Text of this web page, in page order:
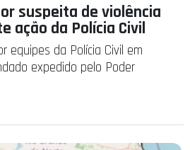
suspeita de violência
ação da Polícia Civil
equipes da Polícia Civil em
expedido pelo Poder